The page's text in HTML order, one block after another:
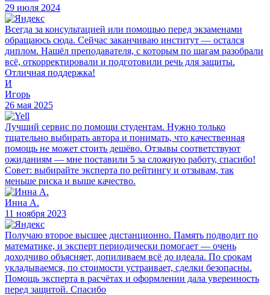
29 июля 2024
Всегда за консультацией или помощью перед экзаменами
обращаюсь сюда. Сейчас заканчиваю институт — остался
диплом. Нашёл преподавателя, с которым по шагам разобрали
всё, откорректировали и подготовили речь для защиты.
Отличная поддержка!
И
Игорь
26 мая 2025
Лучший сервис по помощи студентам. Нужно только
тщательно выбирать автора и понимать, что качественная
помощь не может стоить дешёво. Отзывы соответствуют
ожиданиям — мне поставили 5 за сложную работу, спасибо!
Совет: выбирайте эксперта по рейтингу и отзывам, так
меньше риска и выше качество.
Инна А.
11 ноября 2023
Получаю второе высшее дистанционно. Память подводит по
математике, и эксперт периодически помогает — очень
доходчиво объясняет, допиливаем всё до идеала. По срокам
укладываемся, по стоимости устраивает, сделки безопасны.
Помощь эксперта в расчётах и оформлении дала уверенность
перед защитой. Спасибо